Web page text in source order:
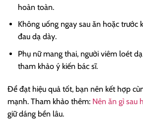
hoàn toàn.
Không uống ngay sau ăn hoặc trước
đau dạ dày.
Phụ nữ mang thai, người viêm loét
tham khảo ý kiến bác sĩ.
Để đạt hiệu quả tốt, bạn nên kết hợp
mạnh. Tham khảo thêm: Nên ăn gì sau
giữ dáng bền lâu.